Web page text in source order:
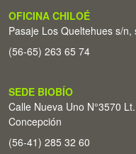
OFICINA CHILOÉ
Pasaje Los Queltehues s/
(56-65) 263 65 74
SEDE BIOBÍO
Calle Nueva Uno N°3570
Concepción
(56-41) 285 32 60